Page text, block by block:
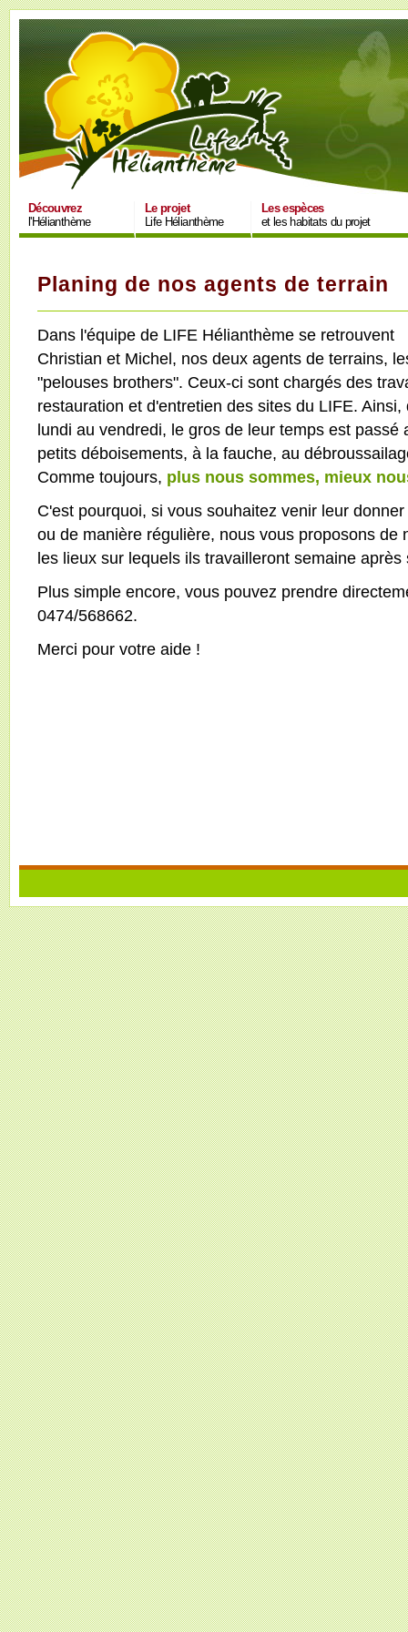
Découvrez
l'Hélianthème
Le projet
Life Hélianthème
Les espèces
et les habitats du projet
Planing de nos agents de terrain
Dans l'équipe de LIFE Hélianthème se retrouvent
Christian et Michel, nos deux agents de terrains,
"pelouses brothers". Ceux-ci sont chargés des
restauration et d'entretien des sites du LIFE. Ainsi,
lundi au vendredi, le gros de leur temps est passé
petits déboisements, à la fauche, au
Comme toujours, plus nous sommes, mieux
C'est pourquoi, si vous souhaitez venir leur
ou de manière régulière, nous vous proposons de
les lieux sur lequels ils travailleront semaine après
Plus simple encore, vous pouvez prendre
0474/568662.
Merci pour votre aide !